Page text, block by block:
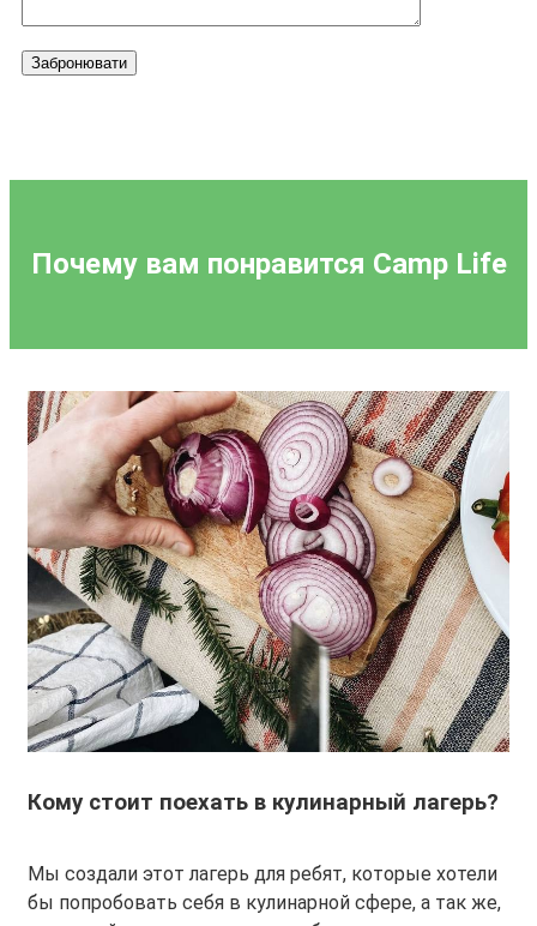
Забронювати
Почему вам понравится Camp Life
Кому стоит поехать в кулинарный лагерь?
Мы создали этот лагерь для ребят, которые хотели
бы попробовать себя в кулинарной сфере, а так же,